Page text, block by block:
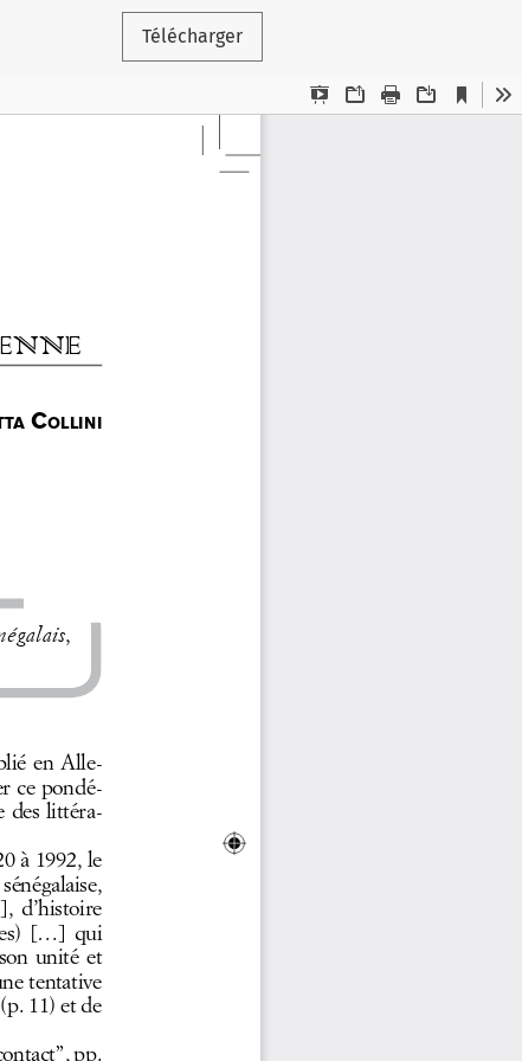
Télécharger